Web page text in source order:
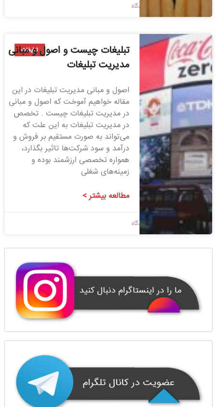
1398/09/09 بدون دیدگاه
تبلیغات
تبلیغات چیست و اصول و مبانی
مدیریت تبلیغات
اصول و مبانی مدیریت تبلیغات در این
مقاله خواهیم آموخت که اصول و مبانی
در مدیریت تبلیغات چیست . تخصص
در مدیریت تبلیغات به این علت که
می‌تواند به صورت مستقیم بر فروش و
درآمد و سود شرکت‌ها تاثیر بگذارد،
همواره تخصصی ارزشمند بوده و
زمینه‌های شغلی
مطالعه بیشتر >
1398/09/09 بدون دیدگاه